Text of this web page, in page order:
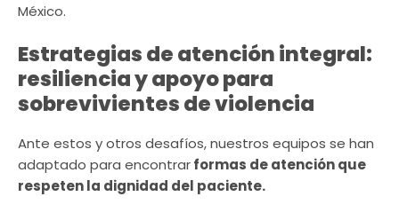
México.
Estrategias de atención integral:
resiliencia y apoyo para
sobrevivientes de violencia
Ante estos y otros desafíos, nuestros equipos se han
adaptado para encontrarformas de atención que
respeten la dignidad del paciente.